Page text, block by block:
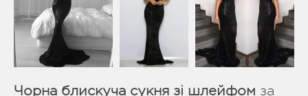
Чорна блискуча сукня зі шлейфом за